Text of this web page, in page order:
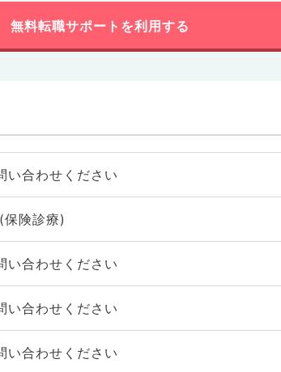
無料転職サポートを利用する
い合わせください
保険診療)
い合わせください
い合わせください
い合わせください